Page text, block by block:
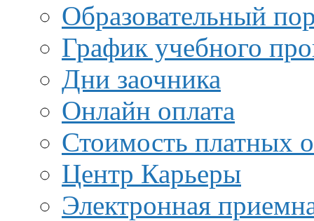
Образовательный
График учебного
Дни заочника
Онлайн оплата
Стоимость платных
Центр Карьеры
Электронная